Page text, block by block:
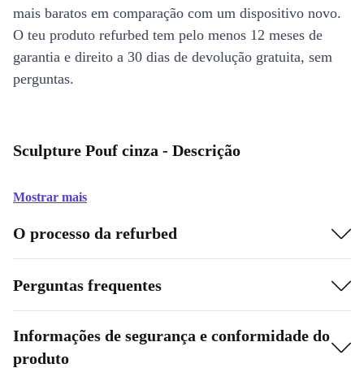
mais baratos em comparação com um dispositivo novo.
O teu produto refurbed tem pelo menos 12 meses de
garantia e direito a 30 dias de devolução gratuita, sem
perguntas.
Sculpture Pouf cinza - Descrição
Mostrar mais
O processo da refurbed
Perguntas frequentes
Informações de segurança e conformidade do
produto